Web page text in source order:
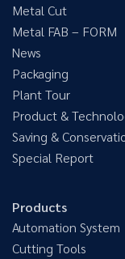
Metal Cut
Metal FAB – FORM
News
Packaging
Plant Tour
Product &
Saving &
Special Report
Products
Automation System
Cutting Tools